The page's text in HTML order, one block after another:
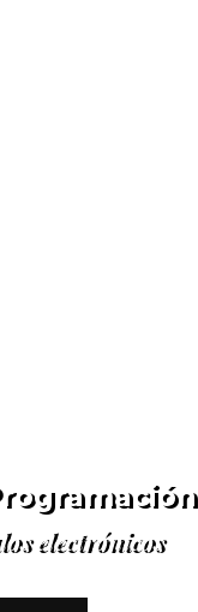
electrónicos